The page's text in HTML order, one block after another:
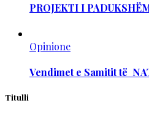
PROJEKTI I
Opinione
Vendimet e Samitit të
Titulli